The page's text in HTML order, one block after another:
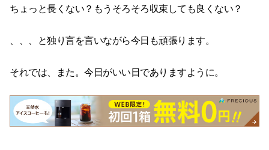
ちょっと長くない？もうそろそろ収束しても良くない？
、、、と独り言を言いながら今日も頑張ります。
それでは、また。今日がいい日でありますように。